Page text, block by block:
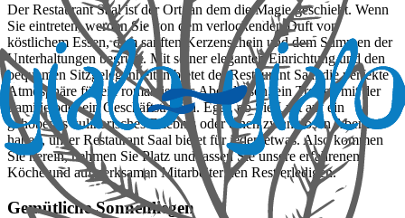
Der Restaurant Saal ist der Ort, an dem die Magie geschieht. Wenn
Sie eintreten, werden Sie von dem verlockenden Duft von
köstlichem Essen, dem sanften Kerzenschein und dem Summen der
Unterhaltungen begrüßt. Mit seiner eleganten Einrichtung und den
bequemen Sitzgelegenheiten bietet der Restaurant Saal die perfekte
Atmosphäre für ein romantisches Abendessen, ein Treffen mit der
Familie oder ein Geschäftstreffen. Egal, ob Sie Lust auf ein
gehobenes kulinarisches Erlebnis oder einen zwanglosen Abend
haben, unser Restaurant Saal bietet für jeden etwas. Also kommen
Sie herein, nehmen Sie Platz und lassen Sie unsere erfahrenen
Köche und aufmerksamen Mitarbeiter den Rest erledigen.
Gemütliche Sonnenliegen